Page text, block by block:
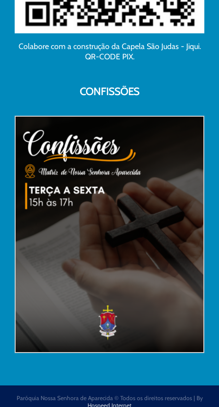
Colabore com a construção da Capela São Judas - Jiqui.
QR-CODE PIX.
CONFISSÕES
Paróquia Nossa Senhora de Aparecida © Todos os direitos reservados | By
Hospeed Internet